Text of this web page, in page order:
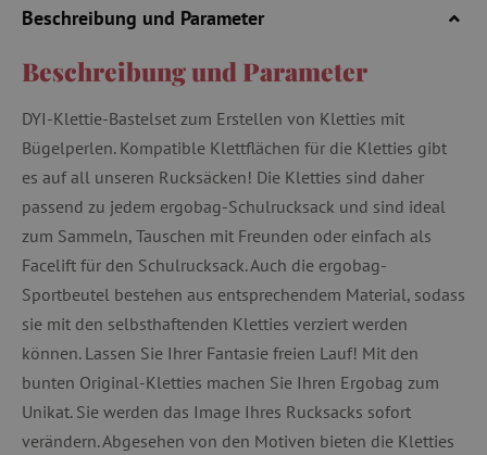
Beschreibung und Parameter
Beschreibung und Parameter
DYI-Klettie-Bastelset zum Erstellen von Kletties mit
Bügelperlen. Kompatible Klettflächen für die Kletties gibt
es auf all unseren Rucksäcken! Die Kletties sind daher
passend zu jedem ergobag-Schulrucksack und sind ideal
zum Sammeln, Tauschen mit Freunden oder einfach als
Facelift für den Schulrucksack. Auch die ergobag-
Sportbeutel bestehen aus entsprechendem Material, sodass
sie mit den selbsthaftenden Kletties verziert werden
können. Lassen Sie Ihrer Fantasie freien Lauf! Mit den
bunten Original-Kletties machen Sie Ihren Ergobag zum
Unikat. Sie werden das Image Ihres Rucksacks sofort
verändern. Abgesehen von den Motiven bieten die Kletties